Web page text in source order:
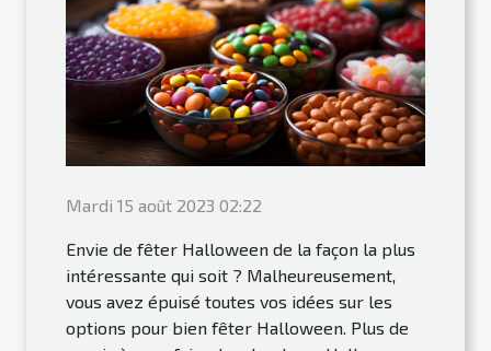
Mardi 15 août 2023 02:22
Envie de fêter Halloween de la façon la plus
intéressante qui soit ? Malheureusement,
vous avez épuisé toutes vos idées sur les
options pour bien fêter Halloween. Plus de